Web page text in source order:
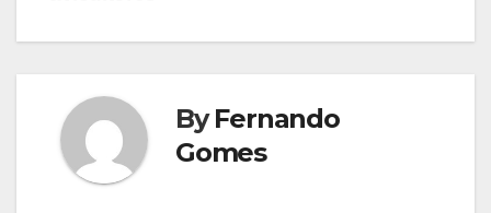
ByFernando
Gomes